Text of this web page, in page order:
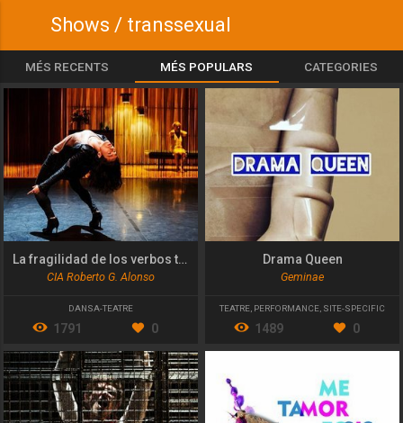
Shows / transsexual
MÉS RECENTS MÉS POPULARS CATEGORIES
La fragilidad de los verbos transitivos
CIA Roberto G. Alonso
DANSA-TEATRE
1791 0
Drama Queen
Geminae
TEATRE PERFORMANCE SITE-SPECIFIC
1489 0